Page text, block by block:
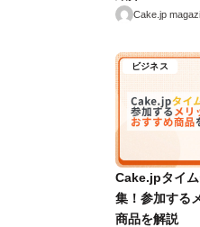
Cake.jp
ビジネス
Cake.jpタイ
集！参加する
商品を解説